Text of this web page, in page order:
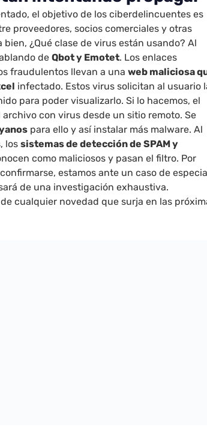
el objetivo de los ciberdelincuentes es
proveedores, socios comerciales y otras
¿Qué clase de virus están usando? Al
deQbot y Emotet. Los enlaces
fraudulentos llevan a unaweb maliciosa
infectado. Estos virus solicitan al usuario
para poder visualizarlo. Si lo hacemos, el
con virus desde un sitio remoto. Se
para ello y así instalar más malware. Al
lossistemas de detección de SPAM y
como maliciosos y pasan el filtro. Por
estamos ante un caso de
de una investigación exhaustiva.
cualquier novedad que surja en las